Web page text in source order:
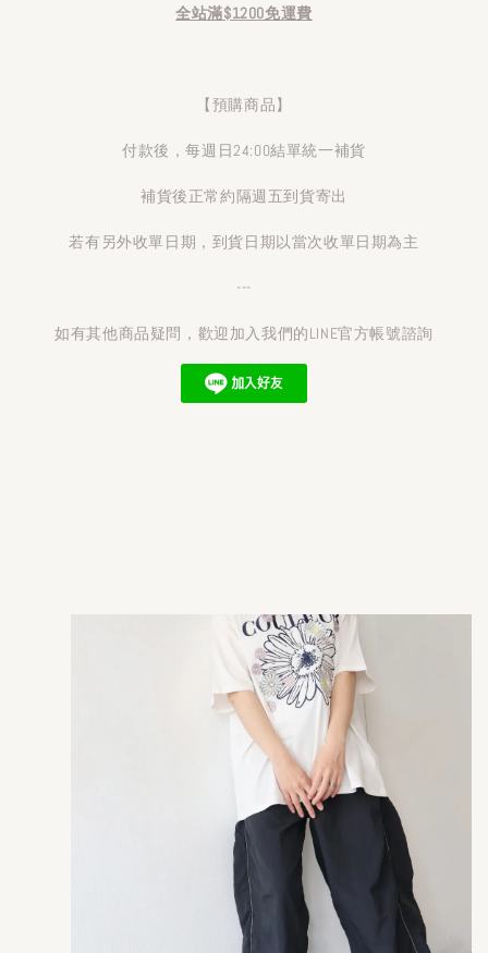
全站滿$1200免運費
【預購商品】
付款後，每週日24:00結單統一補貨
補貨後正常約隔週五到貨寄出
若有另外收單日期，到貨日期以當次收單日期為主
---
如有其他商品疑問，歡迎加入我們的LINE官方帳號諮詢